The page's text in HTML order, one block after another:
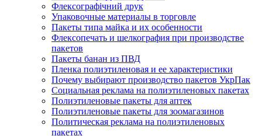
Флексографічний друк
Упаковочные материалы в торговле
Пакеты типа майка и их особенности
Флексопечать и шелкография при производстве
пакетов
Пакеты банан из ПВД
Пленка полиэтиленовая и ее характеристики
Почему выбирают производство пакетов УкрПак
Социальная реклама на полиэтиленовых пакетах
Полиэтиленовые пакеты для аптек
Полиэтиленовые пакеты для зоомагазинов
Политическая реклама на полиэтиленовых
пакетах